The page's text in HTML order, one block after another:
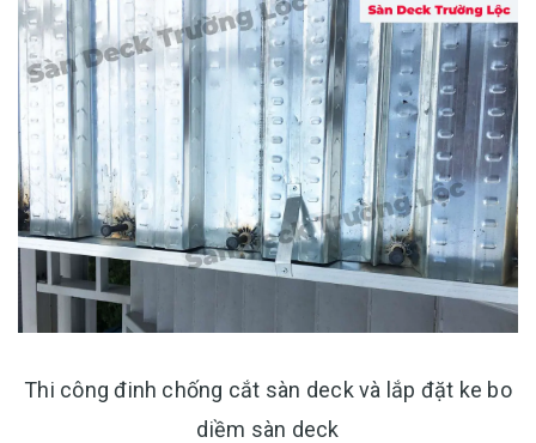
Thi công đinh chống cắt sàn deck và lắp đặt ke bo
diềm sàn deck